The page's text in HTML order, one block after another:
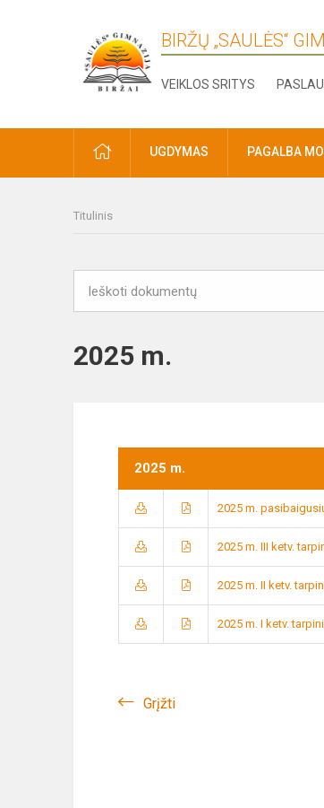
BIRŽŲ „SAULĖS“
VEIKLOS SRITYS
PRADŽIAUGDYMAS PAGALBA
Titulinis
2025 m.
2025 m.
2025 m.
2025 m. III ketv.
2025 m. II ketv.
2025 m. I ketv.
Grįžti